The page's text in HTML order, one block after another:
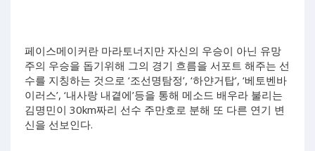
페이스메이커란 마라토너지만 자신의 우승이 아닌 유망
주의 우승을 돕기위해 그의 경기 흐름을 서포트 해주는 선
수를 지칭하는 것으로 ‘조선명탐정’, ‘하얀거탑’, ‘베토벤바
이러스’, ‘내사랑 내곁에’등을 통해 메소드 배우라 불리는
김명민이 30km짜리 선수 주만호로 분해 또 다른 연기 변
신을 선보인다.